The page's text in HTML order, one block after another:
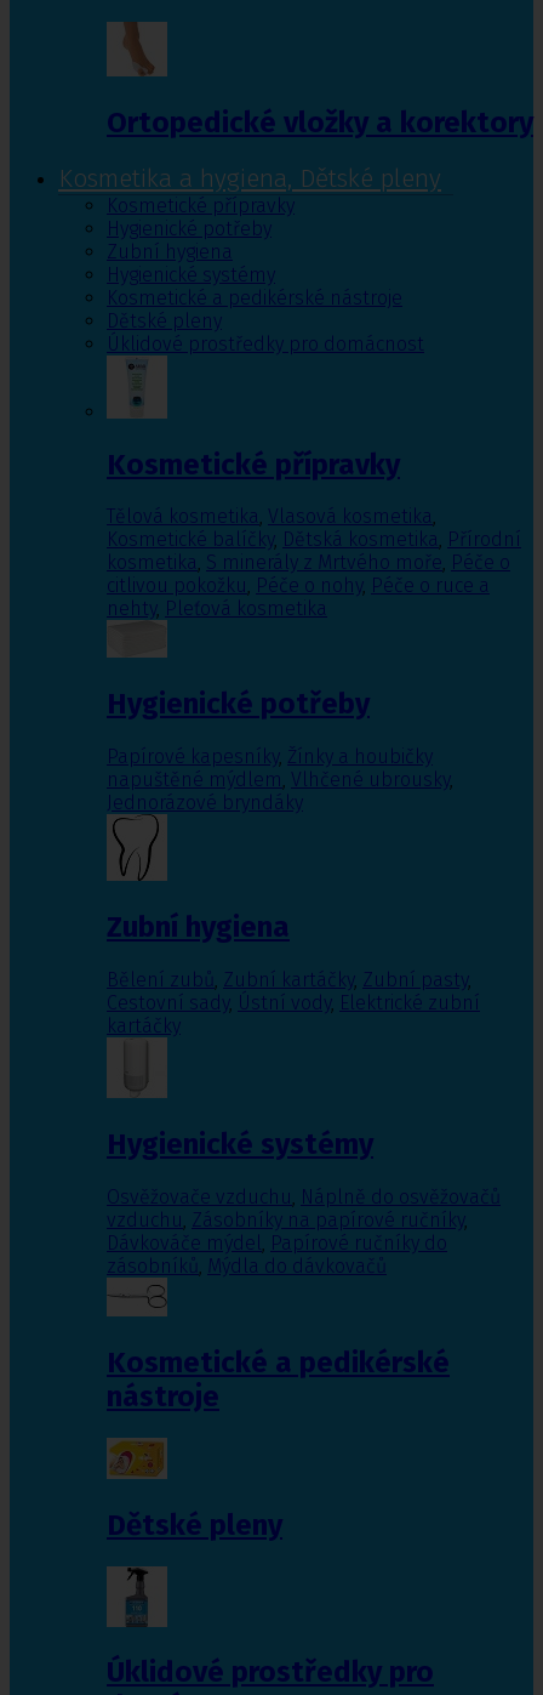
Ortopedické vložky a korektory
Kosmetika a hygiena, Dětské pleny
Kosmetické přípravky
Hygienické potřeby
Zubní hygiena
Hygienické systémy
Kosmetické a pedikérské nástroje
Dětské pleny
Úklidové prostředky pro domácnost
Kosmetické přípravky
Tělová kosmetika, Vlasová kosmetika,
Kosmetické balíčky, Dětská kosmetika, Přírodní
kosmetika, S minerály z Mrtvého moře, Péče o
citlivou pokožku, Péče o nohy, Péče o ruce a
nehty, Pleťová kosmetika
Hygienické potřeby
Papírové kapesníky, Žínky a houbičky
napuštěné mýdlem, Vlhčené ubrousky,
Jednorázové bryndáky
Zubní hygiena
Bělení zubů, Zubní kartáčky, Zubní pasty,
Cestovní sady, Ústní vody, Elektrické zubní
kartáčky
Hygienické systémy
Osvěžovače vzduchu, Náplně do osvěžovačů
vzduchu, Zásobníky na papírové ručníky,
Dávkováče mýdel, Papírové ručníky do
zásobníků, Mýdla do dávkovačů
Kosmetické a pedikérské
nástroje
Dětské pleny
Úklidové prostředky pro